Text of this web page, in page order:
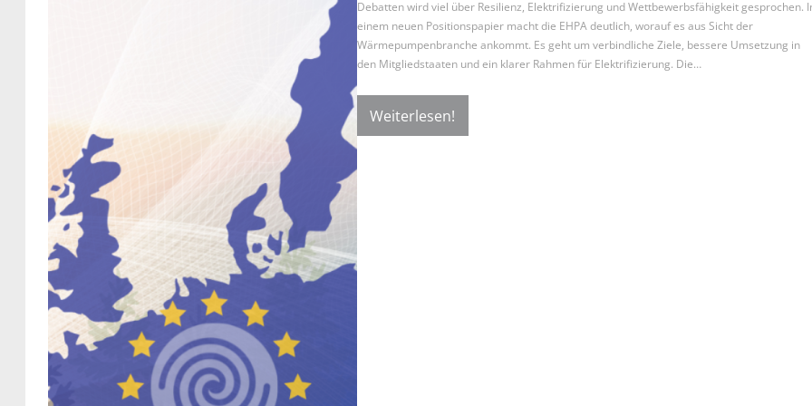
Debatten wird viel über Resilienz, Elektrifizierung und Wettbewerbsfähigkeit gesprochen.
einem neuen Positionspapier macht die EHPA deutlich, worauf es aus Sicht der
Wärmepumpenbranche ankommt. Es geht um verbindliche Ziele, bessere Umsetzung in
den Mitgliedstaaten und ein klarer Rahmen für Elektrifizierung. Die…
Weiterlesen!